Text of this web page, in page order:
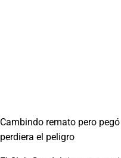
Cambindo remato pero
perdiera el peligro